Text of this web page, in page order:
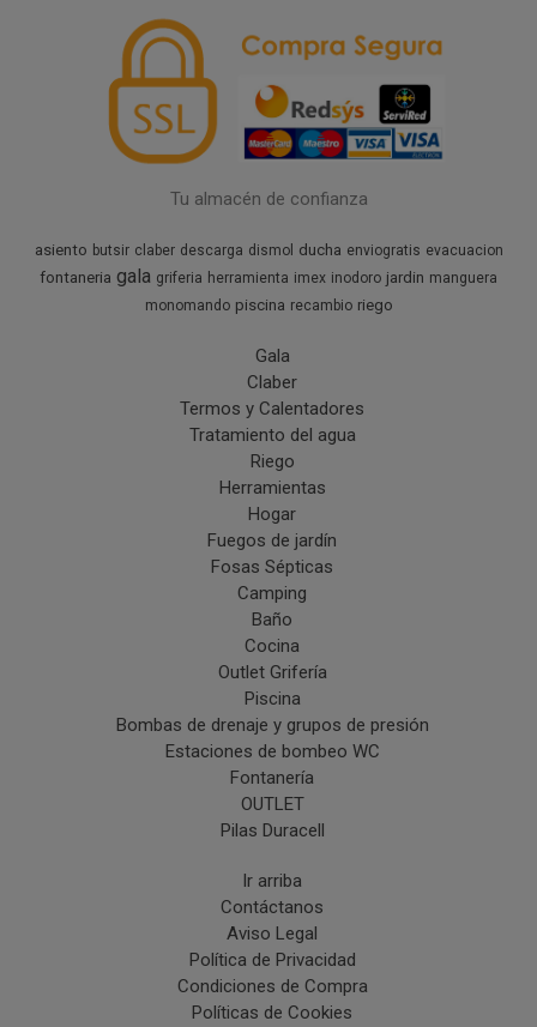
Tu almacén de confianza
asiento butsir claber descarga dismol ducha enviogratis evacuacion
fontaneria gala griferia herramienta imex inodoro jardin manguera
monomando piscina recambio riego
Gala
Claber
Termos y Calentadores
Tratamiento del agua
Riego
Herramientas
Hogar
Fuegos de jardín
Fosas Sépticas
Camping
Baño
Cocina
Outlet Grifería
Piscina
Bombas de drenaje y grupos de presión
Estaciones de bombeo WC
Fontanería
OUTLET
Pilas Duracell
Ir arriba
Contáctanos
Aviso Legal
Política de Privacidad
Condiciones de Compra
Políticas de Cookies